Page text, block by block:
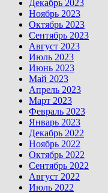
Декабрь 2023
Ноябрь 2023
Октябрь 2023
Сентябрь 2023
Август 2023
Июль 2023
Июнь 2023
Май 2023
Апрель 2023
Март 2023
Февраль 2023
Январь 2023
Декабрь 2022
Ноябрь 2022
Октябрь 2022
Сентябрь 2022
Август 2022
Июль 2022